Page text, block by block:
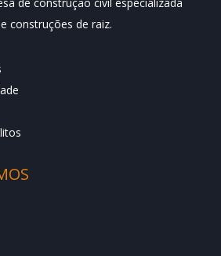
construções de raiz.